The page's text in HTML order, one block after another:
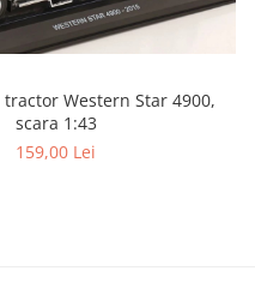
Western Star 4900,
scara 1:43
159,00 Lei